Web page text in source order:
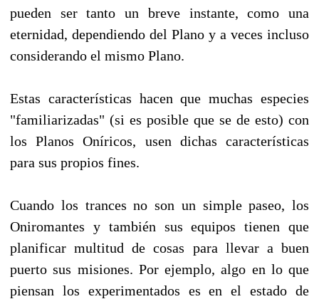
pueden ser tanto un breve instante, como una
eternidad, dependiendo del Plano y a veces incluso
considerando el mismo Plano.
Estas características hacen que muchas especies
"familiarizadas" (si es posible que se de esto) con
los Planos Oníricos, usen dichas características
para sus propios fines.
Cuando los trances no son un simple paseo, los
Oniromantes y también sus equipos tienen que
planificar multitud de cosas para llevar a buen
puerto sus misiones. Por ejemplo, algo en lo que
piensan los experimentados es en el estado de